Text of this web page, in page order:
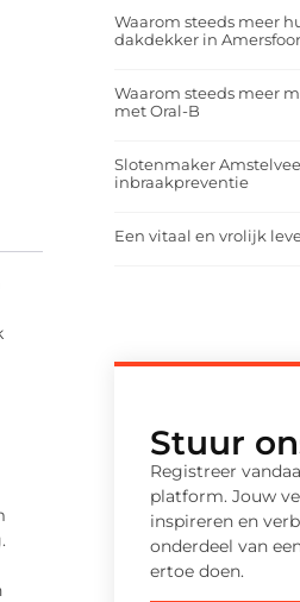
Waarom steeds meer
dakdekker in
Waarom steeds meer
met Oral-B
Slotenmaker
inbraakpreventie
Een vitaal en vrolijk
Stuur
Registreer
platform. Jouw
inspireren en
onderdeel van
ertoe doen.